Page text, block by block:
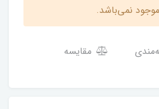
نمی‌باشد.
مقایسه